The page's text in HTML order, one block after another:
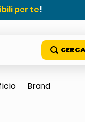
per te!
Brand